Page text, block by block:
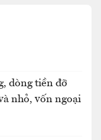
dòng tiền đỡ
nhỏ, vốn ngoại